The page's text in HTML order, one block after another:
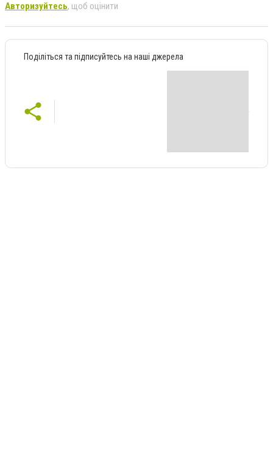
Авторизуйтесь, щоб оцінити
Поділіться та підписуйтесь на наші джерела